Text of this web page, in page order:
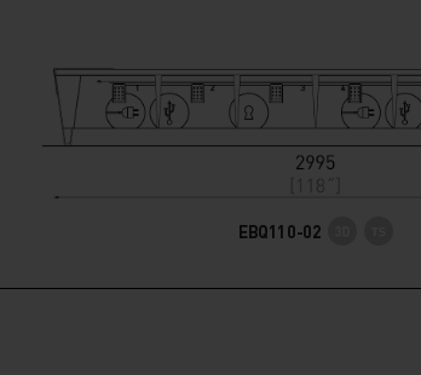
EBQ110-02